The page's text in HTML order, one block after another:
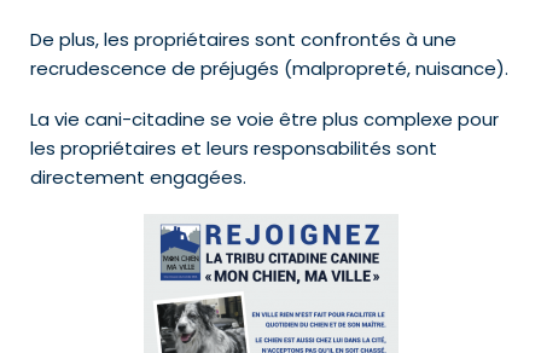
De plus, les propriétaires sont confrontés à une
recrudescence de préjugés (malpropreté, nuisance).
La vie cani-citadine se voie être plus complexe pour
les propriétaires et leurs responsabilités sont
directement engagées.